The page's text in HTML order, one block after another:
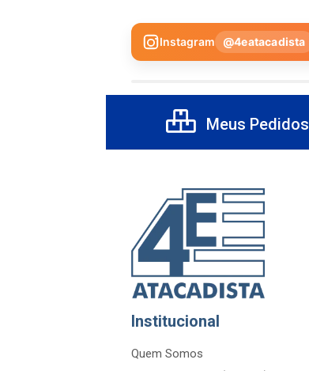
Instagram @4eatacadista
Meus Pedidos
Institucional
Quem Somos